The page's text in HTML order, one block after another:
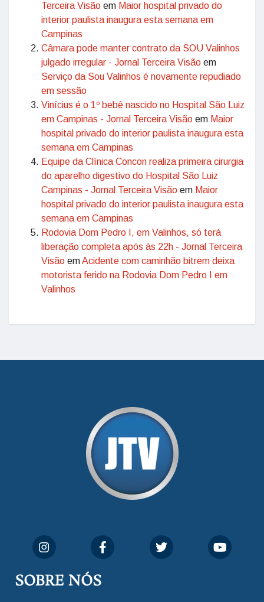
Terceira Visão em Maior hospital privado do
interior paulista inaugura esta semana em
Campinas
Câmara pode manter contrato da SOU Valinhos
julgado irregular - Jornal Terceira Visão em
Serviço da Sou Valinhos é novamente repudiado
em sessão
Vinícius é o 1º bebê nascido no Hospital São Luiz
em Campinas - Jornal Terceira Visão em Maior
hospital privado do interior paulista inaugura esta
semana em Campinas
Equipe da Clínica Concon realiza primeira cirurgia
do aparelho digestivo do Hospital São Luiz
Campinas - Jornal Terceira Visão em Maior
hospital privado do interior paulista inaugura esta
semana em Campinas
Rodovia Dom Pedro I, em Valinhos, só terá
liberação completa após às 22h - Jornal Terceira
Visão emAcidente com caminhão bitrem deixa
motorista ferido na Rodovia Dom Pedro I em
Valinhos
SOBRE NÓS